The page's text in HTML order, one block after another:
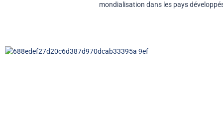
mondialisation dans les pays